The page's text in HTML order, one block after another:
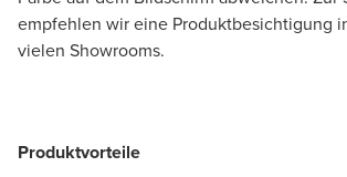
empfehlen wir eine Produktbesichtigung
vielen Showrooms.
Produktvorteile